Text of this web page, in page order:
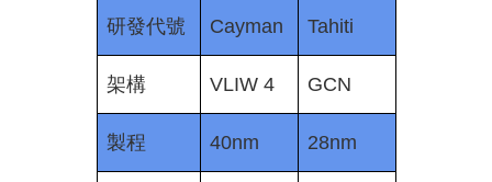
研發代號 Cayman Tahiti
架構 VLIW 4 GCN
製程 40nm 28nm